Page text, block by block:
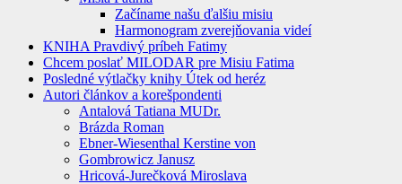
Začíname našu ďalšiu misiu
Harmonogram zverejňovania videí
KNIHA Pravdivý príbeh Fatimy
Chcem poslať MILODAR pre Misiu Fatima
Posledné výtlačky knihy Útek od heréz
Autori článkov a korešpondenti
Antalová Tatiana MUDr.
Brázda Roman
Ebner-Wiesenthal Kerstine von
Gombrowicz Janusz
Hricová-Jurečková Miroslava